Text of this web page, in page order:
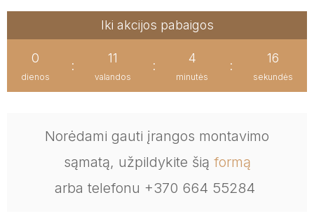
Iki akcijos pabaigos
0
dienos
:
11
valandos
:
4
minutės
:
15
sekundės
Norėdami gauti įrangos montavimo
sąmatą, užpildykite šią formą
arba telefonu +370 664 55284